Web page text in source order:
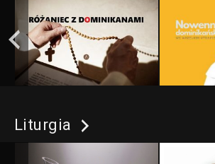
Liturgia